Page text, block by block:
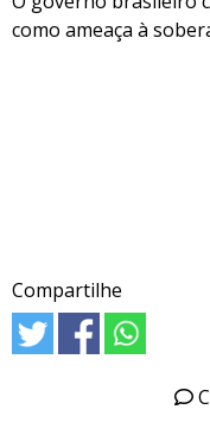
como ameaça à
Compartilhe